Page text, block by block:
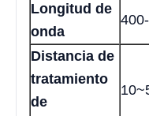
Longitud de
onda
Distancia de
tratamiento
de